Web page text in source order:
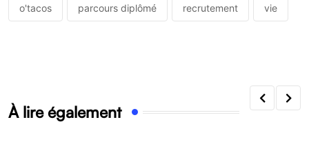
o'tacos parcours diplômé recrutement vie
À lire également